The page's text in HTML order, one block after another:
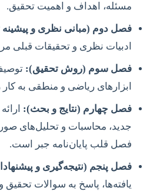
مسئله، اهداف و اهمیت تحقیق.
فصل دوم (مبانی نظری و
ادبیات نظری و تحقیقات قبلی
فصل سوم (روش تحقیق):
ابزارهای ریاضی و منطقی به کار
فصل چهارم (نتایج و بحث):
جدید، محاسبات و تحلیل‌های
فصل قلب پایان‌نامه جبر است.
فصل پنجم (نتیجه‌گیری و
یافته‌ها، پاسخ به سوالات تحقیق و